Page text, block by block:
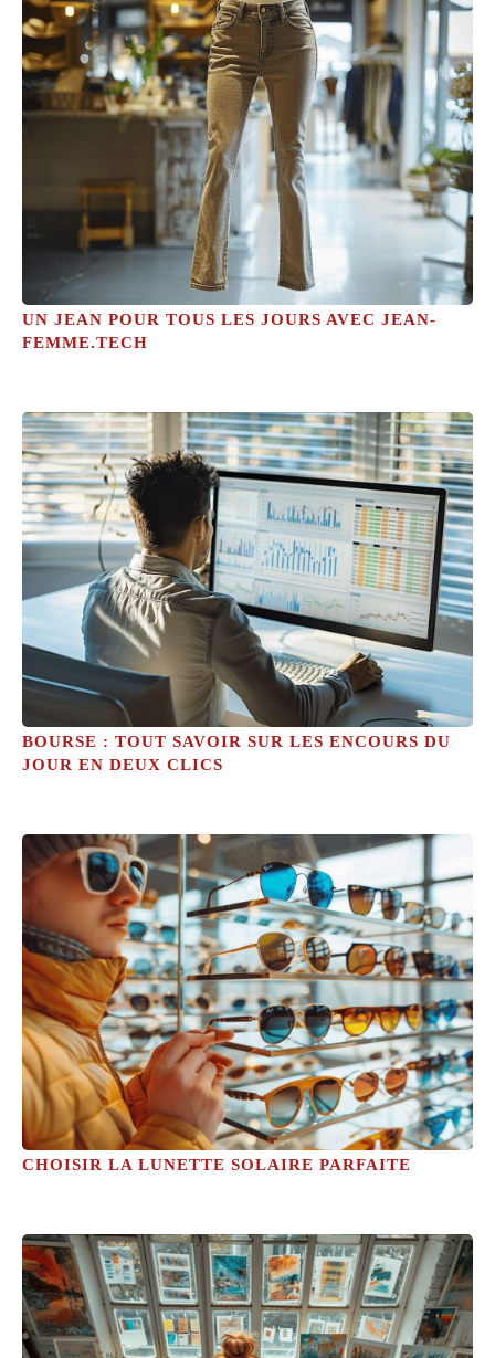
UN JEAN POUR TOUS LES JOURS AVEC JEAN-
FEMME.TECH
BOURSE : TOUT SAVOIR SUR LES ENCOURS DU
JOUR EN DEUX CLICS
CHOISIR LA LUNETTE SOLAIRE PARFAITE